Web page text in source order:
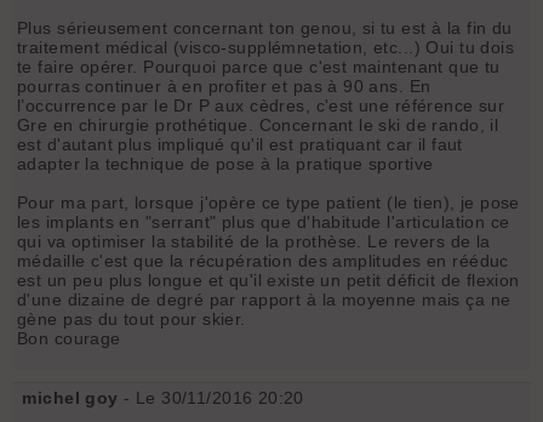
Plus sérieusement concernant ton genou, si tu est à la fin du
traitement médical (visco-supplémnetation, etc...) Oui tu dois
te faire opérer. Pourquoi parce que c'est maintenant que tu
pourras continuer à en profiter et pas à 90 ans. En
l’occurrence par le Dr P aux cèdres, c'est une référence sur
Gre en chirurgie prothétique. Concernant le ski de rando, il
est d'autant plus impliqué qu'il est pratiquant car il faut
adapter la technique de pose à la pratique sportive
Pour ma part, lorsque j'opère ce type patient (le tien), je pose
les implants en "serrant" plus que d'habitude l'articulation ce
qui va optimiser la stabilité de la prothèse. Le revers de la
médaille c'est que la récupération des amplitudes en rééduc
est un peu plus longue et qu'il existe un petit déficit de flexion
d'une dizaine de degré par rapport à la moyenne mais ça ne
gène pas du tout pour skier.
Bon courage
michel goy - Le 30/11/2016 20:20